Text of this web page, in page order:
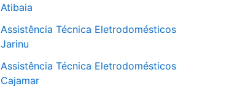
Atibaia
Assistência Técnica Eletrodomésticos
Jarinu
Assistência Técnica Eletrodomésticos
Cajamar